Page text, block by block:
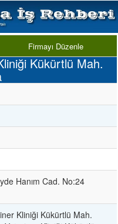
Firmayı Düzenle
Kükürtlü Mah.
Hanım Cad. No:24
Kliniği Kükürtlü Mah.